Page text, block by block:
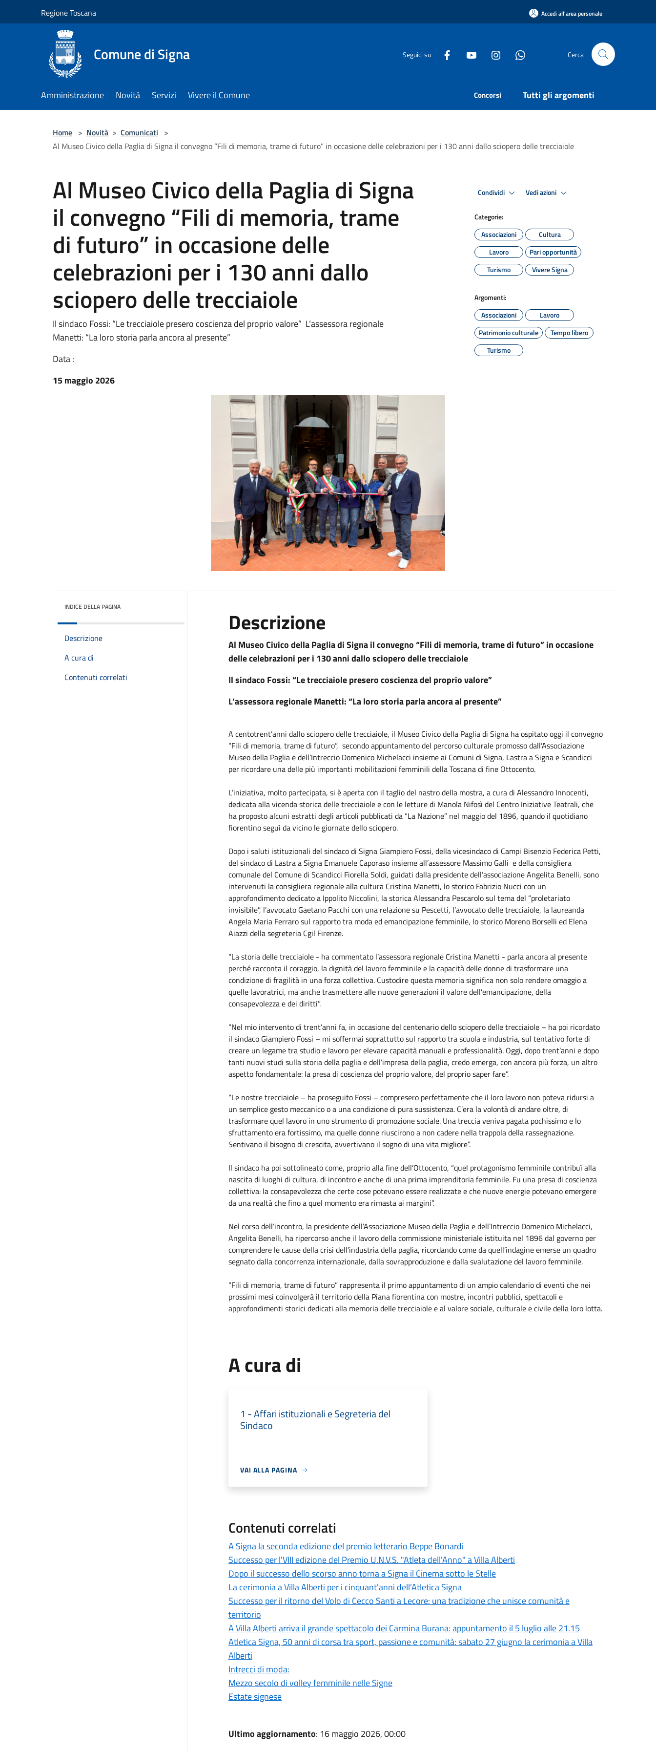
Regione Toscana Accedi all'area personale
Comune di Signa Seguici su Cerca
Amministrazione Novità Servizi Vivere il Comune Concorsi Tutti gli argomenti
Home > Novità > Comunicati >
Al Museo Civico della Paglia di Signa il convegno “Fili di memoria, trame di futuro” in occasione delle celebrazioni per i 130 anni dallo sciopero delle trecciaiole
Al Museo Civico della Paglia di Signa
il convegno “Fili di memoria, trame
di futuro” in occasione delle
celebrazioni per i 130 anni dallo
sciopero delle trecciaiole
Il sindaco Fossi: “Le trecciaiole presero coscienza del proprio valore” L’assessora regionale
Manetti: “La loro storia parla ancora al presente”
Data :
15 maggio 2026
Condividi Vedi azioni
Categorie:
Associazioni
Cultura
Lavoro
Pari opportunità
Turismo
Vivere Signa
Argomenti:
Associazioni
Lavoro
Patrimonio culturale
Tempo libero
Turismo
INDICE DELLA PAGINA
Descrizione
A cura di
Contenuti correlati
Descrizione
Al Museo Civico della Paglia di Signa il convegno “Fili di memoria, trame di futuro” in occasione
delle celebrazioni per i 130 anni dallo sciopero delle trecciaiole
Il sindaco Fossi: “Le trecciaiole presero coscienza del proprio valore”
L’assessora regionale Manetti: “La loro storia parla ancora al presente”
A centotrent’anni dallo sciopero delle trecciaiole, il Museo Civico della Paglia di Signa ha ospitato oggi il convegno
“Fili di memoria, trame di futuro”, secondo appuntamento del percorso culturale promosso dall’Associazione
Museo della Paglia e dell’Intreccio Domenico Michelacci insieme ai Comuni di Signa, Lastra a Signa e Scandicci
per ricordare una delle più importanti mobilitazioni femminili della Toscana di fine Ottocento.
L’iniziativa, molto partecipata, si è aperta con il taglio del nastro della mostra, a cura di Alessandro Innocenti,
dedicata alla vicenda storica delle trecciaiole e con le letture di Manola Nifosì del Centro Iniziative Teatrali, che
ha proposto alcuni estratti degli articoli pubblicati da “La Nazione” nel maggio del 1896, quando il quotidiano
fiorentino seguì da vicino le giornate dello sciopero.
Dopo i saluti istituzionali del sindaco di Signa Giampiero Fossi, della vicesindaco di Campi Bisenzio Federica Petti,
del sindaco di Lastra a Signa Emanuele Caporaso insieme all’assessore Massimo Galli e della consigliera
comunale del Comune di Scandicci Fiorella Soldi, guidati dalla presidente dell’associazione Angelita Benelli, sono
intervenuti la consigliera regionale alla cultura Cristina Manetti, lo storico Fabrizio Nucci con un
approfondimento dedicato a Ippolito Niccolini, la storica Alessandra Pescarolo sul tema del “proletariato
invisibile”, l’avvocato Gaetano Pacchi con una relazione su Pescetti, l’avvocato delle trecciaiole, la laureanda
Angela Maria Ferraro sul rapporto tra moda ed emancipazione femminile, lo storico Moreno Borselli ed Elena
Aiazzi della segreteria Cgil Firenze.
“La storia delle trecciaiole - ha commentato l’assessora regionale Cristina Manetti - parla ancora al presente
perché racconta il coraggio, la dignità del lavoro femminile e la capacità delle donne di trasformare una
condizione di fragilità in una forza collettiva. Custodire questa memoria significa non solo rendere omaggio a
quelle lavoratrici, ma anche trasmettere alle nuove generazioni il valore dell’emancipazione, della
consapevolezza e dei diritti”.
“Nel mio intervento di trent’anni fa, in occasione del centenario dello sciopero delle trecciaiole – ha poi ricordato
il sindaco Giampiero Fossi – mi soffermai soprattutto sul rapporto tra scuola e industria, sul tentativo forte di
creare un legame tra studio e lavoro per elevare capacità manuali e professionalità. Oggi, dopo trent’anni e dopo
tanti nuovi studi sulla storia della paglia e dell’impresa della paglia, credo emerga, con ancora più forza, un altro
aspetto fondamentale: la presa di coscienza del proprio valore, del proprio saper fare”.
“Le nostre trecciaiole – ha proseguito Fossi – compresero perfettamente che il loro lavoro non poteva ridursi a
un semplice gesto meccanico o a una condizione di pura sussistenza. C’era la volontà di andare oltre, di
trasformare quel lavoro in uno strumento di promozione sociale. Una treccia veniva pagata pochissimo e lo
sfruttamento era fortissimo, ma quelle donne riuscirono a non cadere nella trappola della rassegnazione.
Sentivano il bisogno di crescita, avvertivano il sogno di una vita migliore”.
Il sindaco ha poi sottolineato come, proprio alla fine dell’Ottocento, “quel protagonismo femminile contribuì alla
nascita di luoghi di cultura, di incontro e anche di una prima imprenditoria femminile. Fu una presa di coscienza
collettiva: la consapevolezza che certe cose potevano essere realizzate e che nuove energie potevano emergere
da una realtà che fino a quel momento era rimasta ai margini”.
Nel corso dell’incontro, la presidente dell’Associazione Museo della Paglia e dell’Intreccio Domenico Michelacci,
Angelita Benelli, ha ripercorso anche il lavoro della commissione ministeriale istituita nel 1896 dal governo per
comprendere le cause della crisi dell’industria della paglia, ricordando come da quell’indagine emerse un quadro
segnato dalla concorrenza internazionale, dalla sovrapproduzione e dalla svalutazione del lavoro femminile.
“Fili di memoria, trame di futuro” rappresenta il primo appuntamento di un ampio calendario di eventi che nei
prossimi mesi coinvolgerà il territorio della Piana fiorentina con mostre, incontri pubblici, spettacoli e
approfondimenti storici dedicati alla memoria delle trecciaiole e al valore sociale, culturale e civile della loro lotta.
A cura di
1 - Affari istituzionali e Segreteria del
Sindaco
VAI ALLA PAGINA
Contenuti correlati
A Signa la seconda edizione del premio letterario Beppe Bonardi
Successo per l'VIII edizione del Premio U.N.V.S. "Atleta dell'Anno" a Villa Alberti
Dopo il successo dello scorso anno torna a Signa il Cinema sotto le Stelle
La cerimonia a Villa Alberti per i cinquant'anni dell’Atletica Signa
Successo per il ritorno del Volo di Cecco Santi a Lecore: una tradizione che unisce comunità e
territorio
A Villa Alberti arriva il grande spettacolo dei Carmina Burana: appuntamento il 5 luglio alle 21.15
Atletica Signa, 50 anni di corsa tra sport, passione e comunità: sabato 27 giugno la cerimonia a Villa
Alberti
Intrecci di moda:
Mezzo secolo di volley femminile nelle Signe
Estate signese
Ultimo aggiornamento: 16 maggio 2026, 00:00